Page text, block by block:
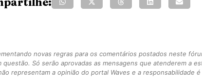
novas regras para os comentários postados neste
questão. Só serão aprovadas as mensagens que atenderem a
representam a opinião do portal Waves e a responsabilidade